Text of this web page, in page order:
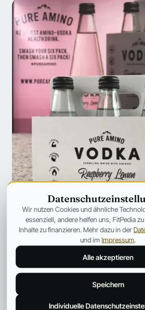
ERNÄHRUNG
VODKA trifft
DAS der NEUE TREND der
Supplementindustrie?
Die Supplementindustrie hat
einiges in petto, was nicht unbedingt
Nutzen für den Konsumenten hat.
26. Okt. 2024 2 Min.
Wir nutzen Cookies und ähnliche
essenziell, andere helfen uns, FitPedia
Inhalte zu finanzieren. Mehr dazu in der
und im Impressum.
Alle akzeptieren
Speichern
Individuelle